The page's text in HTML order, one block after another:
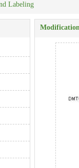
Labeling